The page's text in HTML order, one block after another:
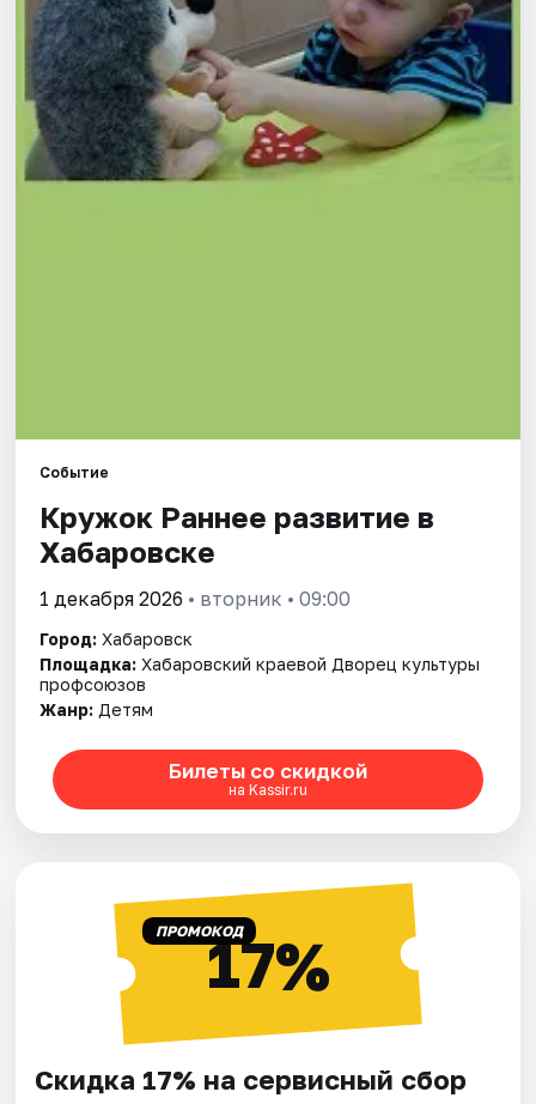
Города
Площадки
Артисты
Рейтинги
Событие
Кружок Раннее развитие в
Хабаровске
1 декабря 2026 • вторник • 09:00
Город: Хабаровск
Площадка: Хабаровский краевой Дворец культуры
профсоюзов
Жанр: Детям
Билеты со скидкой
на Kassir.ru
ПРОМОКОД17%
Скидка 17% на сервисный сбор